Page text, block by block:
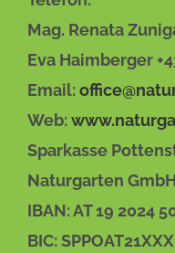
Mag. Renata
Eva Haimberger
Email:
Web:
Sparkasse
Naturgarten GmbH
IBAN: AT 19 2024
BIC: SPPOAT21XXX